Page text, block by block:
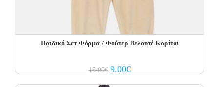
Παιδικό Σετ Φόρμα / Φούτερ Βελουτέ Κορίτσι
15.00€ Original
price
9.00€Current
price